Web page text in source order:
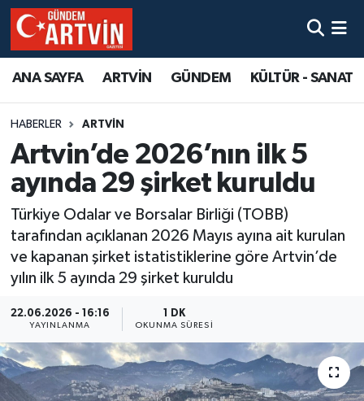
ANA SAYFA ARTVİN GÜNDEM KÜLTÜR - SANAT
HABERLER ARTVİN
Artvin’de 2026’nın ilk 5
ayında 29 şirket kuruldu
Türkiye Odalar ve Borsalar Birliği (TOBB)
tarafından açıklanan 2026 Mayıs ayına ait kurulan
ve kapanan şirket istatistiklerine göre Artvin’de
yılın ilk 5 ayında 29 şirket kuruldu
22.06.2026 - 16:16
YAYINLANMA
1 DK
OKUNMA SÜRESI